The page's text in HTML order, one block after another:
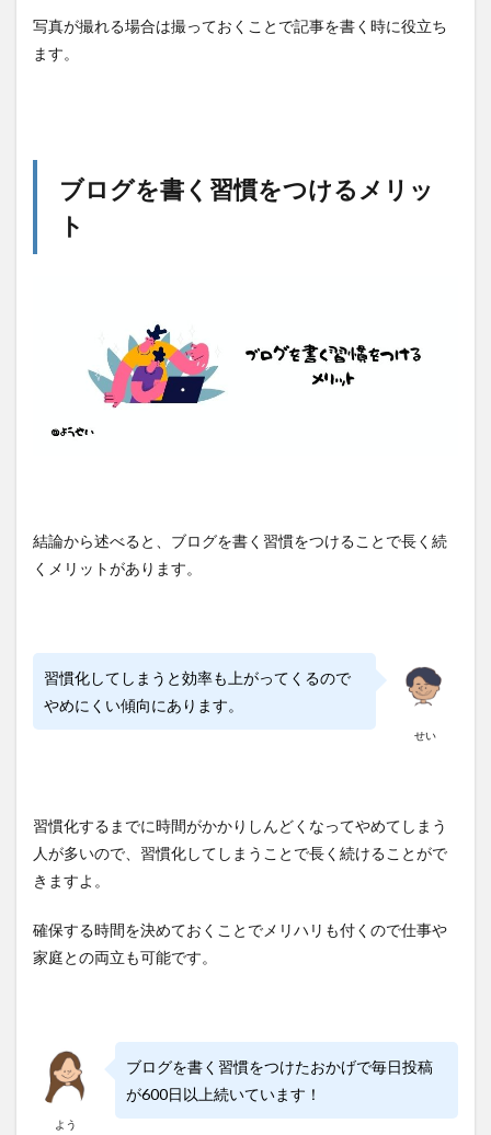
写真が撮れる場合は撮っておくことで記事を書く時に役立ち
ます。
ブログを書く習慣をつけるメリッ
ト
結論から述べると、ブログを書く習慣をつけることで長く続
くメリットがあります。
せい
習慣化してしまうと効率も上がってくるので
やめにくい傾向にあります。
習慣化するまでに時間がかかりしんどくなってやめてしまう
人が多いので、習慣化してしまうことで長く続けることがで
きますよ。
確保する時間を決めておくことでメリハリも付くので仕事や
家庭との両立も可能です。
よう
ブログを書く習慣をつけたおかげで毎日投稿
が600日以上続いています！